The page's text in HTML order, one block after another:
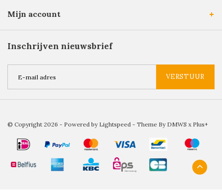
Mijn account
Inschrijven nieuwsbrief
VERSTUUR
© Copyright 2026 - Powered by Lightspeed - Theme By DMWS x Plus+